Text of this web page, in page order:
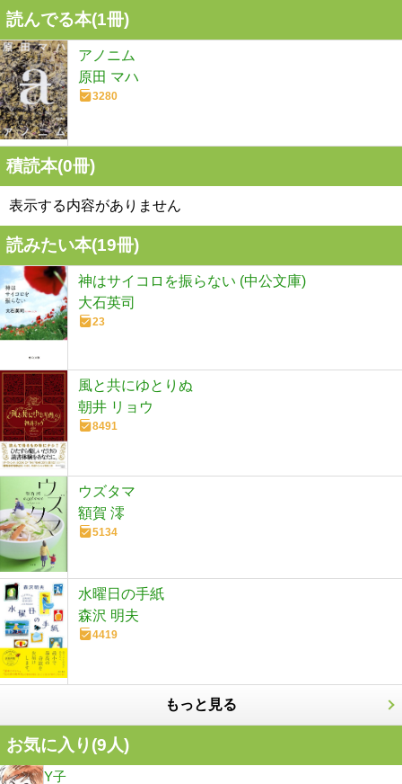
読んでる本(1冊)
アノニム
原田 マハ
3280
積読本(0冊)
表示する内容がありません
読みたい本(19冊)
神はサイコロを振らない (中公文庫)
大石英司
23
風と共にゆとりぬ
朝井 リョウ
8491
ウズタマ
額賀 澪
5134
水曜日の手紙
森沢 明夫
4419
もっと見る
お気に入り(9人)
Y子